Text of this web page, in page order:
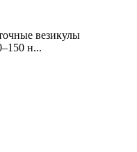
везикулы
н...